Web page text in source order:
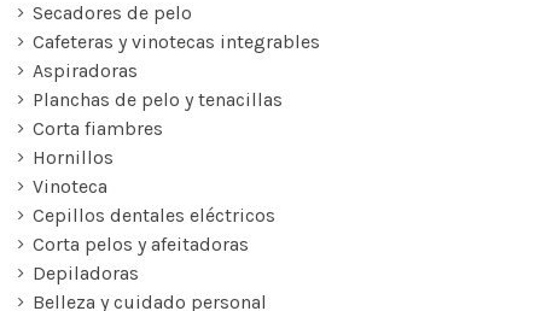
Secadores de pelo
Cafeteras y vinotecas integrables
Aspiradoras
Planchas de pelo y tenacillas
Corta fiambres
Hornillos
Vinoteca
Cepillos dentales eléctricos
Corta pelos y afeitadoras
Depiladoras
Belleza y cuidado personal